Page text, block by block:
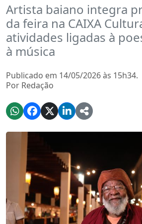
Artista baiano integra
da feira na CAIXA
atividades ligadas à
à música
Publicado em 14/05/2026 às 15h34.
Por Redação